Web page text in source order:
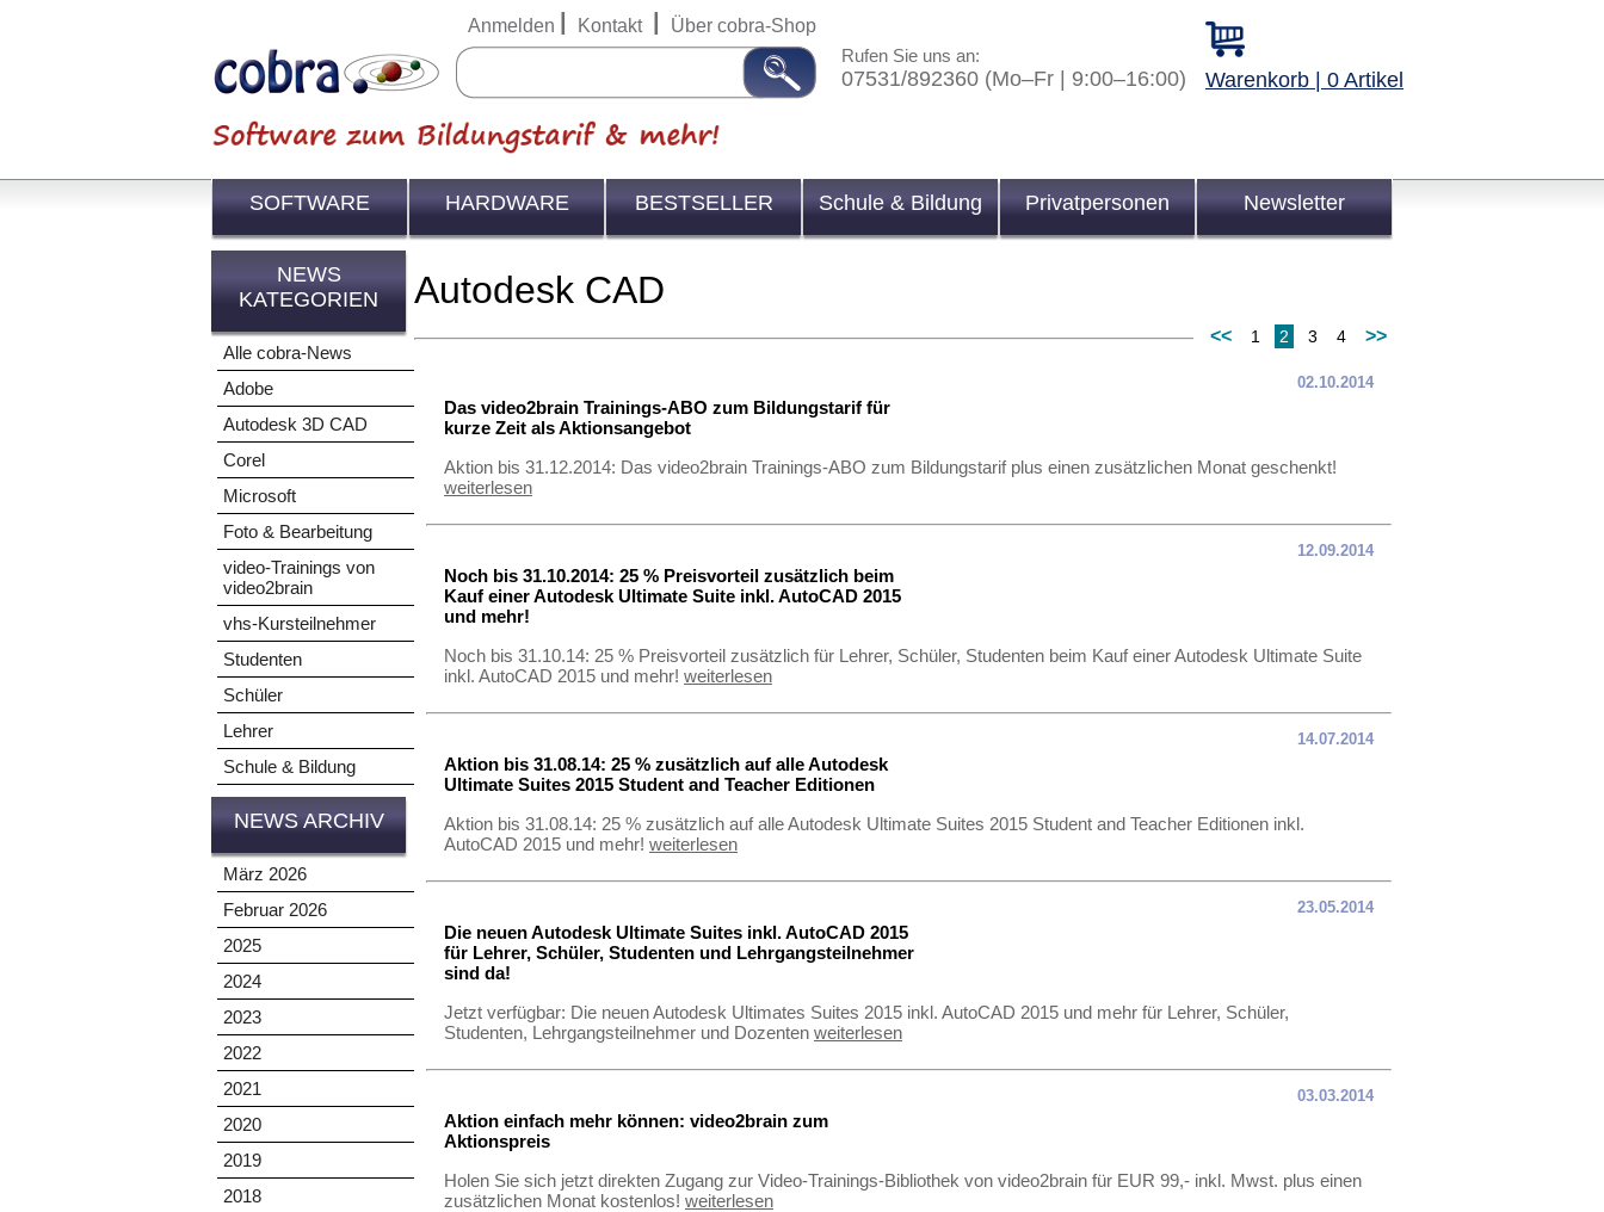
Anmelden Kontakt|
Über cobra-Shop
Rufen Sie uns an:
07531/892360 (Mo–Fr | 9:00–16:00) Warenkorb | 0 Artikel
SOFTWARE HARDWARE BESTSELLER Schule & Bildung Privatpersonen Newsletter
NEWS
KATEGORIEN
Alle cobra-News
Adobe
Autodesk 3D CAD
Corel
Microsoft
Foto & Bearbeitung
video-Trainings von
video2brain
vhs-Kursteilnehmer
Studenten
Schüler
Lehrer
Schule & Bildung
NEWS ARCHIV
März 2026
Februar 2026
2025
2024
2023
2022
2021
2020
2019
2018
Autodesk CAD
<< 1 2 3 4 >>
Das video2brain Trainings-ABO zum Bildungstarif für
kurze Zeit als Aktionsangebot
Aktion bis 31.12.2014: Das video2brain Trainings-ABO zum Bildungstarif plus einen zusätzlichen Monat geschenkt!
weiterlesen
02.10.2014
Noch bis 31.10.2014: 25 % Preisvorteil zusätzlich beim
Kauf einer Autodesk Ultimate Suite inkl. AutoCAD 2015
und mehr!
Noch bis 31.10.14: 25 % Preisvorteil zusätzlich für Lehrer, Schüler, Studenten beim Kauf einer Autodesk Ultimate Suite
inkl. AutoCAD 2015 und mehr! weiterlesen
12.09.2014
Aktion bis 31.08.14: 25 % zusätzlich auf alle Autodesk
Ultimate Suites 2015 Student and Teacher Editionen
Aktion bis 31.08.14: 25 % zusätzlich auf alle Autodesk Ultimate Suites 2015 Student and Teacher Editionen inkl.
AutoCAD 2015 und mehr! weiterlesen
14.07.2014
Die neuen Autodesk Ultimate Suites inkl. AutoCAD 2015
für Lehrer, Schüler, Studenten und Lehrgangsteilnehmer
sind da!
Jetzt verfügbar: Die neuen Autodesk Ultimates Suites 2015 inkl. AutoCAD 2015 und mehr für Lehrer, Schüler,
Studenten, Lehrgangsteilnehmer und Dozenten weiterlesen
23.05.2014
Aktion einfach mehr können: video2brain zum
Aktionspreis
Holen Sie sich jetzt direkten Zugang zur Video-Trainings-Bibliothek von video2brain für EUR 99,- inkl. Mwst. plus einen
zusätzlichen Monat kostenlos! weiterlesen
03.03.2014